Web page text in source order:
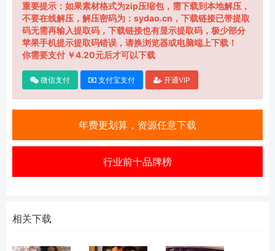
重要提示：如果素材格式为zip压缩包，需下载到本地解压，
不要在线解压，解压密码为：sydao.cn，下载链接已带提取
码无需再输入提取码，下载链接也有显示提取码，极少部分
苹果手机提示提取码错误，请换浏览器或电脑端上下载！
你需要支付 ￥4.20元后才可以下载
微信支付 支付宝支付 开通VIP
年费更划算，资源任意下载
行业前十品牌榜
相关下载